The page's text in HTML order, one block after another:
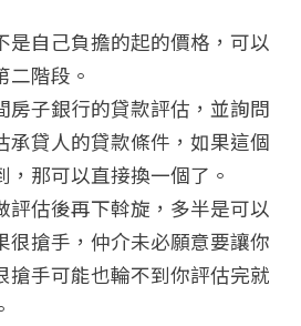
是自己負擔的起的價格，可以
二階段。
房子銀行的貸款評估，並詢問
承貸人的貸款條件，如果這個
，那可以直接換一個了。
評估後再下斡旋，多半是可以
很搶手，仲介未必願意要讓你
搶手可能也輪不到你評估完就